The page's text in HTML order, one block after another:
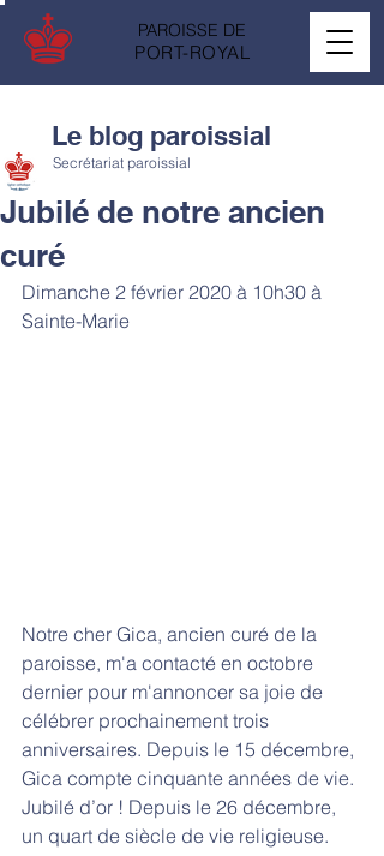
PAROISSE DE
PORT-ROYAL
Jubilé de notre ancien
curé
Secrétariat paroissial
Dimanche 2 février 2020 à 10h30 à
Sainte-Marie
Notre cher Gica, ancien curé de la
paroisse, m'a contacté en octobre
dernier pour m'annoncer sa joie de
célébrer prochainement trois
anniversaires. Depuis le 15 décembre,
Gica compte cinquante années de vie.
Jubilé d’or ! Depuis le 26 décembre,
un quart de siècle de vie religieuse.
Le blog paroissial